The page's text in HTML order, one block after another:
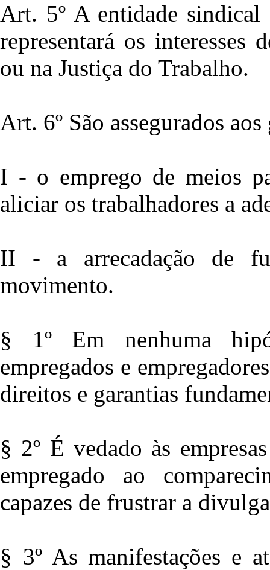
Art. 5º A entidade sindical
representará os interesses
ou na Justiça do Trabalho.
Art. 6º São assegurados
I - o emprego de meios
aliciar os trabalhadores a
II - a arrecadação de
movimento.
§ 1º Em nenhuma
empregados e
direitos e garantias
§ 2º É vedado às
empregado ao
capazes de frustrar a
§ 3º As manifestações e